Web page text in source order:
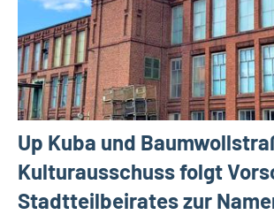
k
Up Kuba und
Kulturausschuss folgt
Stadtteilbeirates zur